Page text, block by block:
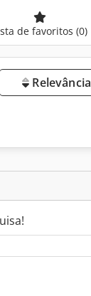
de favoritos (0)
Relevância